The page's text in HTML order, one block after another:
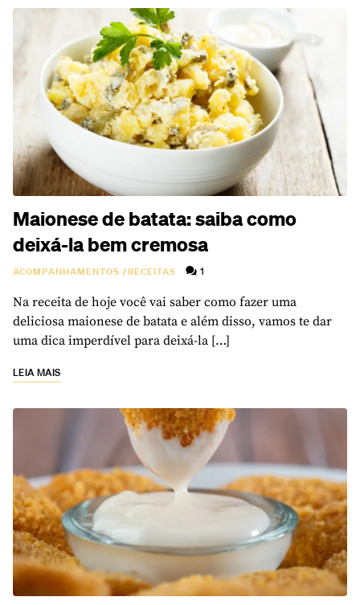
Maionese de batata: saiba como
deixá-la bem cremosa
ACOMPANHAMENTOS /RECEITAS 1
Na receita de hoje você vai saber como fazer uma
deliciosa maionese de batata e além disso, vamos te dar
uma dica imperdível para deixá-la […]
LEIA MAIS